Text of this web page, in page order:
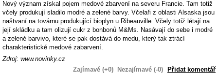
Nový význam získal pojem medové zbarvení na severu Francie. Tam totiž
včely produkují sladilo modré a zelené barvy. Včelaři z oblasti Alsaska jsou
naštvaní na továrnu produkující bioplyn u Ribeauville. Včely totiž létají na
její skládku a tam olizují cukr z bonbonů M&Ms. Nasávají do sebe i modré
a zelené barvivo, které se pak dostává do medu, který tak ztrácí
charakteristické medové zabarvení.
Zdroj: www.novinky.cz
Zajímavé (+0)
Nezajímavé (-0) Přidat komentář